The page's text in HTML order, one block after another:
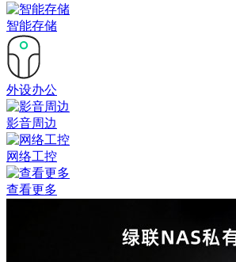
智能存储
外设办公
影音周边
网络工控
查看更多